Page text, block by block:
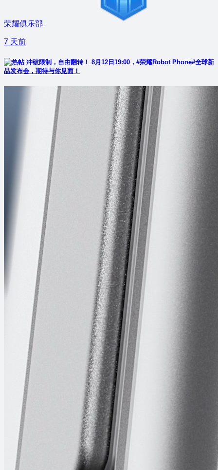
荣耀俱乐部
7 天前
冲破限制，自由翻转！ 8月12日19:00，#荣耀Robot Phone#全球新
品发布会，期待与你见面！